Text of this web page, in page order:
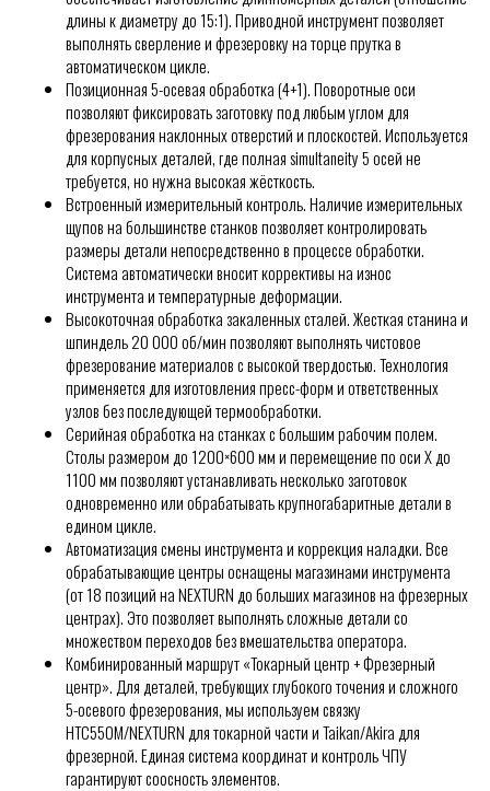
длины к диаметру до 15:1). Приводной инструмент позволяет
выполнять сверление и фрезеровку на торце прутка в
автоматическом цикле.
Позиционная 5-осевая обработка (4+1). Поворотные оси
позволяют фиксировать заготовку под любым углом для
фрезерования наклонных отверстий и плоскостей. Используется
для корпусных деталей, где полная simultaneity 5 осей не
требуется, но нужна высокая жёсткость.
Встроенный измерительный контроль. Наличие измерительных
щупов на большинстве станков позволяет контролировать
размеры детали непосредственно в процессе обработки.
Система автоматически вносит коррективы на износ
инструмента и температурные деформации.
Высокоточная обработка закаленных сталей. Жесткая станина и
шпиндель 20 000 об/мин позволяют выполнять чистовое
фрезерование материалов с высокой твердостью. Технология
применяется для изготовления пресс-форм и ответственных
узлов без последующей термообработки.
Серийная обработка на станках с большим рабочим полем.
Столы размером до 1200×600 мм и перемещение по оси X до
1100 мм позволяют устанавливать несколько заготовок
одновременно или обрабатывать крупногабаритные детали в
едином цикле.
Автоматизация смены инструмента и коррекция наладки. Все
обрабатывающие центры оснащены магазинами инструмента
(от 18 позиций на NEXTURN до больших магазинов на фрезерных
центрах). Это позволяет выполнять сложные детали со
множеством переходов без вмешательства оператора.
Комбинированный маршрут «Токарный центр + Фрезерный
центр». Для деталей, требующих глубокого точения и сложного
5-осевого фрезерования, мы используем связку
HTC550M/NEXTURN для токарной части и Taikan/Akira для
фрезерной. Единая система координат и контроль ЧПУ
гарантируют соосность элементов.